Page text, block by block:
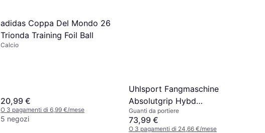
adidas Coppa Del Mondo 26
Trionda Training Foil Ball
Calcio
20,99 €
O 3 pagamenti di 6,99 €/mese
5 negozi
Uhlsport Fangmaschine
Absolutgrip Hybd
Goalkeeper Gloves
Guanti da portiere
73,99 €
O 3 pagamenti di 24,66 €/mese